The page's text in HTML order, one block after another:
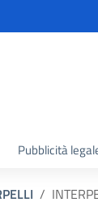
Pubblicità